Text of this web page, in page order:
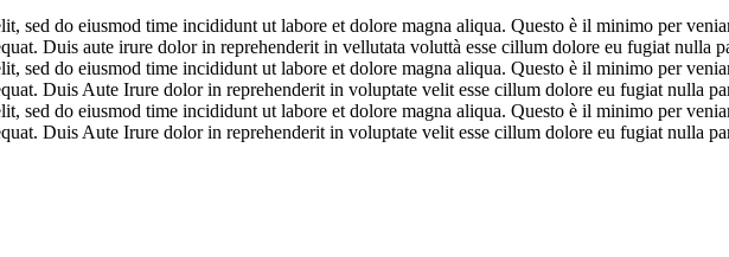
sed do eiusmod time incididunt ut labore et dolore magna aliqua. Questo è il minimo per
Duis aute irure dolor in reprehenderit in vellutata voluttà esse cillum dolore eu fugiat nulla
sed do eiusmod time incididunt ut labore et dolore magna aliqua. Questo è il minimo per
Duis Aute Irure dolor in reprehenderit in voluptate velit esse cillum dolore eu fugiat nulla
sed do eiusmod time incididunt ut labore et dolore magna aliqua. Questo è il minimo per
Duis Aute Irure dolor in reprehenderit in voluptate velit esse cillum dolore eu fugiat nulla